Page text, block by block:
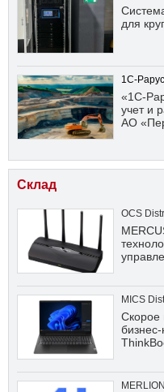
для
1С-Рарус
«1С-
учет и
АО
Склад
OCS
MICS
Скорое
MERLION